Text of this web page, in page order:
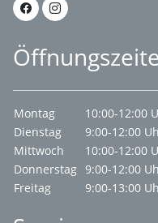
Montag
10:00-12:00
Dienstag
9:00-12:00
Mittwoch
10:00-12:00
Donnerstag 9:00-12:00
Freitag
9:00-13:00